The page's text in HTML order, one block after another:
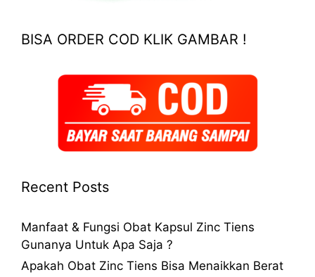
BISA ORDER COD KLIK GAMBAR !
Recent Posts
Manfaat & Fungsi Obat Kapsul Zinc Tiens
Gunanya Untuk Apa Saja ?
Apakah Obat Zinc Tiens Bisa Menaikkan Berat